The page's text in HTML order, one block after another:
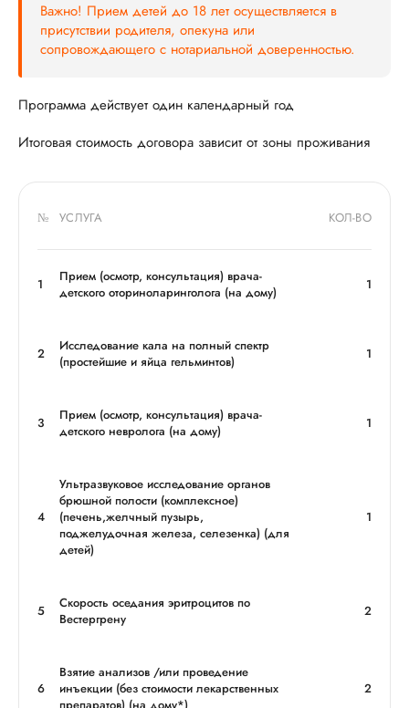
Важно! Прием детей до 18 лет осуществляется в
присутствии родителя, опекуна или
сопровождающего с нотариальной доверенностью.
Программа действует один календарный год
Итоговая стоимость договора зависит от зоны проживания
№ УСЛУГА КОЛ-ВО
1
Прием (осмотр, консультация) врача-
детского оториноларинголога (на дому)
1
2
Исследование кала на полный спектр
(простейшие и яйца гельминтов)
1
3
Прием (осмотр, консультация) врача-
детского невролога (на дому)
1
4
Ультразвуковое исследование органов
брюшной полости (комплексное)
(печень,желчный пузырь,
поджелудочная железа, селезенка) (для
детей)
1
5
Скорость оседания эритроцитов по
Вестергрену
2
6
Взятие анализов /или проведение
инъекции (без стоимости лекарственных
2